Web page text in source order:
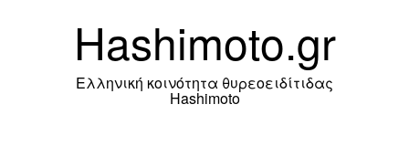
Hashimoto.gr
Ελληνική κοινότητα θυρεοειδίτιδας
Hashimoto